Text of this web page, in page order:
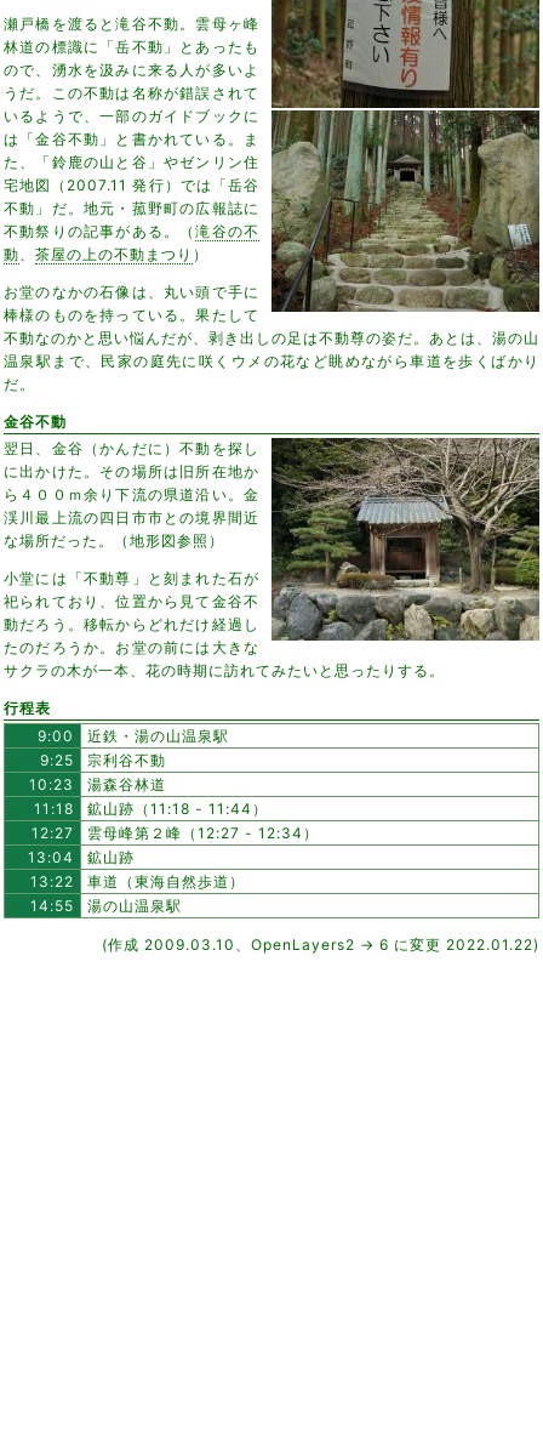
瀬戸橋を渡ると滝谷不動。雲母ヶ峰
林道の標識に「岳不動」とあったも
ので、湧水を汲みに来る人が多いよ
うだ。この不動は名称が錯誤されて
いるようで、一部のガイドブックに
は「金谷不動」と書かれている。ま
た、「鈴鹿の山と谷」やゼンリン住
宅地図（2007.11 発行）では「岳谷
不動」だ。地元・菰野町の広報誌に
不動祭りの記事がある。（滝谷の不
動、 茶屋の上の不動まつり ）
お堂のなかの石像は、丸い頭で手に
棒様のものを持っている。果たして
不動なのかと思い悩んだが、剥き出しの足は不動尊の姿だ。あとは、湯の山
温泉駅まで、民家の庭先に咲くウメの花など眺めながら車道を歩くばかり
だ。
金谷不動
翌日、金谷（かんだに）不動を探し
に出かけた。その場所は旧所在地か
ら４００ｍ余り下流の県道沿い。金
渓川最上流の四日市市との境界間近
な場所だった。（地形図参照）
小堂には「不動尊」と刻まれた石が
祀られており、位置から見て金谷不
動だろう。移転からどれだけ経過し
たのだろうか。お堂の前には大きな
サクラの木が一本、花の時期に訪れてみたいと思ったりする。
行程表
9:00
近鉄・湯の山温泉駅
9:25
宗利谷不動
10:23
湯森谷林道
11:18
鉱山跡（11:18 - 11:44）
12:27
雲母峰第２峰（12:27 - 12:34）
13:04
鉱山跡
13:22
車道（東海自然歩道）
14:55
湯の山温泉駅
(作成 2009.03.10、OpenLayers2 → 6 に変更 2022.01.22)